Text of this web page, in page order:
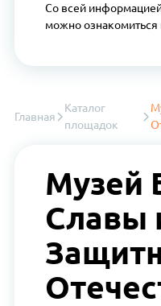
Со всей
можно ознакомиться
Главная
Каталог
площадок
Музей
Славы